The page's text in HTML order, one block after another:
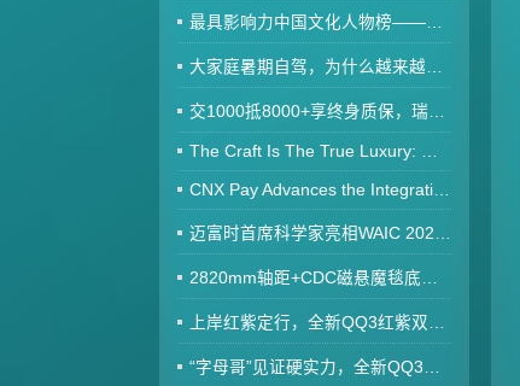
最具影响力中国文化人物榜——焦成温
大家庭暑期自驾，为什么越来越多人选择瑞虎8 PRO非凡冠军？
交1000抵8000+享终身质保，瑞虎7L用宠爱滑移屏重塑家用体验
The Craft Is The True Luxury: MONETA Launches Heritage Gold Creations Rooted in Haute Joaillerie Leg
CNX Pay Advances the Integration of Phys
迈富时首席科学家亮相WAIC 2026，以技术突破与商业落地共话AI赋能实体经济新篇章
2820mm轴距+CDC磁悬魔毯底盘，全新一代瑞虎9拉满全家端午出游幸福感
上岸红紫定行，全新QQ3红紫双车色成高考场外最火“开运搭子”
“字母哥”见证硬实力，全新QQ3坐稳世界三小只席位